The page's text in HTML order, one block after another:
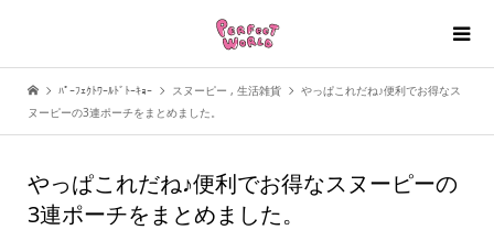
ﾊﾟｰﾌｪｸﾄﾜｰﾙﾄﾞﾄｰｷｮｰ スヌーピー , 生活雑貨
やっぱこれだね♪便利でお得なス
ヌーピーの3連ポーチをまとめました。
やっぱこれだね♪便利でお得なスヌーピーの
3連ポーチをまとめました。